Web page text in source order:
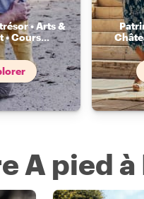
• Arts &
• Cours...
A pied